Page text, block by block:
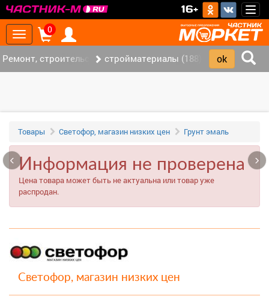
16+
Toggle
navigation
0
Ремонт, строительство (420)стройматериалы (188)
Товары Светофор, магазин низких цен Грунт эмаль
Информация не проверена
Цена товара может быть не актуальна или товар уже
распродан.
Светофор, магазин низких цен
‹ ›